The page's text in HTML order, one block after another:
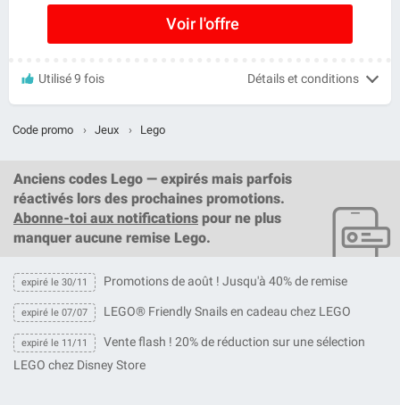
Voir l'offre
Utilisé 9 fois Détails et conditions
Code promo › Jeux › Lego
Anciens codes Lego — expirés mais parfois
réactivés lors des prochaines promotions.
Abonne-toi aux notifications pour ne plus
manquer aucune remise Lego.
expiré le 30/11 Promotions de août ! Jusqu'à 40% de remise
expiré le 07/07 LEGO® Friendly Snails en cadeau chez LEGO
expiré le 11/11
Vente flash ! 20% de réduction sur une sélection
LEGO chez Disney Store